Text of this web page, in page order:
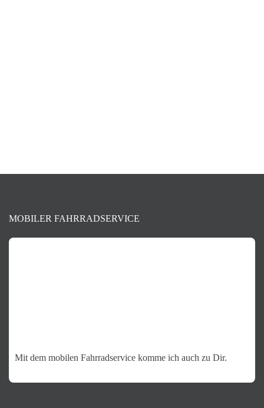
MOBILER FAHRRADSERVICE
Mit dem mobilen Fahrradservice komme ich auch zu Dir.